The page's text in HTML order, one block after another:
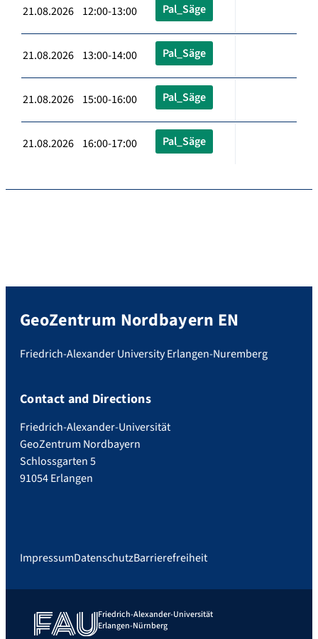
21.08.2026 12:00-13:00 Pal_Säge
21.08.2026 13:00-14:00 Pal_Säge
21.08.2026 15:00-16:00 Pal_Säge
21.08.2026 16:00-17:00 Pal_Säge
GeoZentrum Nordbayern EN
Friedrich-Alexander University Erlangen-Nuremberg
Contact and Directions
Friedrich-Alexander-Universität
GeoZentrum Nordbayern
Schlossgarten 5
91054 Erlangen
ImpressumDatenschutzBarrierefreiheit
Friedrich-Alexander-Universität
Erlangen-Nürnberg